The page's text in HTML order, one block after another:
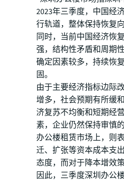
2023年三季度，中国经
行轨道，整体保持恢复
同时，当前中国经济恢
强，结构性矛盾和周期
确定因素较多，持续恢
固。
由于主要经济指标边际
增多，社会预期有所缓
济复苏不均衡和短期经
素，企业仍然保持审慎
办公楼租赁市场上，则
迁、扩张等资本成本支
态度，而对于降本增效
因此，三季度深圳办公